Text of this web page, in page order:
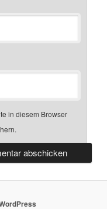
in diesem Browser